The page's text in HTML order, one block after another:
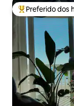
Entre os
Preferido dos